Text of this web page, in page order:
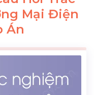
Mại Điện
Án